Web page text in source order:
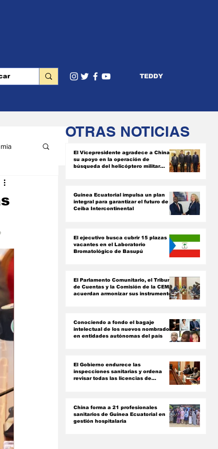
TEDDY
OTRAS NOTICIAS
El Vicepresidente agradece a China
su apoyo en la operación de
búsqueda del helicóptero militar
Guinea Ecuatorial impulsa un plan
integral para garantizar el futuro de
Ceiba Intercontinental
El ejecutivo busca cubrir 15 plazas
vacantes en el Laboratorio
Bromatológico de Basupú
El Parlamento Comunitario, el Tribunal
de Cuentas y la Comisión de la CEMAC
acuerdan armonizar sus instrumentos
Conociendo a fondo el bagaje
intelectual de los nuevos nombrados
en entidades autónomas del país ‎
El Gobierno endurece las
inspecciones sanitarias y ordena
revisar todas las licencias de
China forma a 21 profesionales
sanitarios de Guinea Ecuatorial en
gestión hospitalaria